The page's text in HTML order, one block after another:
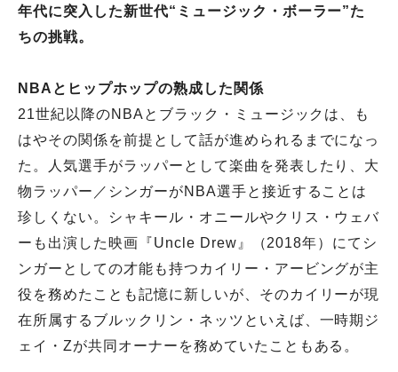
年代に突入した新世代“ミュージック・ボーラー”た
ちの挑戦。
NBAとヒップホップの熟成した関係
21世紀以降のNBAとブラック・ミュージックは、も
はやその関係を前提として話が進められるまでになっ
た。人気選手がラッパーとして楽曲を発表したり、大
物ラッパー／シンガーがNBA選手と接近することは
珍しくない。シャキール・オニールやクリス・ウェバ
ーも出演した映画『Uncle Drew』（2018年）にてシ
ンガーとしての才能も持つカイリー・アービングが主
役を務めたことも記憶に新しいが、そのカイリーが現
在所属するブルックリン・ネッツといえば、一時期ジ
ェイ・Zが共同オーナーを務めていたこともある。